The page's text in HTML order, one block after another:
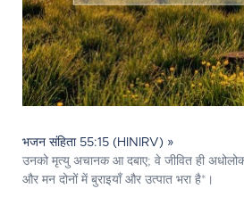
भजन संहिता 55:15 (HINIRV) »
उनको मृत्यु अचानक आ दबाए; वे जीवित ही
और मन दोनों में बुराइयाँ और उत्पात भरा है*।